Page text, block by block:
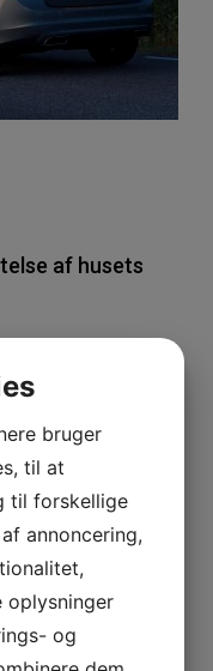
af husets
privat
bruger
til at
til forskellige
annoncering,
oplysninger
og